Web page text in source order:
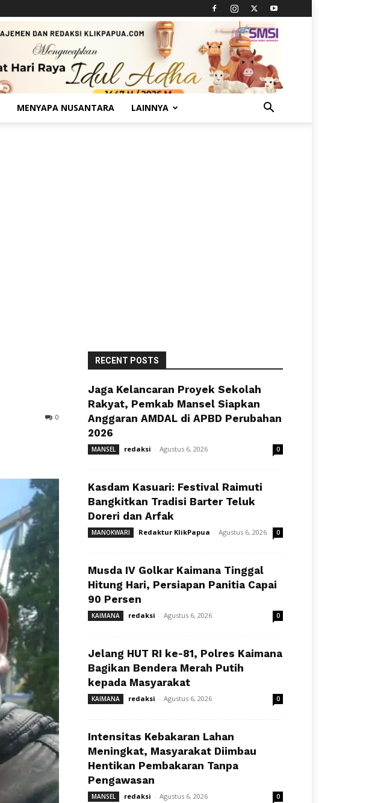
MENYAPA NUSANTARA LAINNYA
0
RECENT POSTS
Jaga Kelancaran Proyek Sekolah
Rakyat, Pemkab Mansel Siapkan
Anggaran AMDAL di APBD Perubahan
2026
MANSEL redaksi - Agustus 6, 2026 0
Kasdam Kasuari: Festival Raimuti
Bangkitkan Tradisi Barter Teluk
Doreri dan Arfak
MANOKWARI Redaktur KlikPapua - Agustus 6, 2026 0
Musda IV Golkar Kaimana Tinggal
Hitung Hari, Persiapan Panitia Capai
90 Persen
KAIMANA redaksi - Agustus 6, 2026 0
Jelang HUT RI ke-81, Polres Kaimana
Bagikan Bendera Merah Putih
kepada Masyarakat
KAIMANA redaksi - Agustus 6, 2026 0
Intensitas Kebakaran Lahan
Meningkat, Masyarakat Diimbau
Hentikan Pembakaran Tanpa
Pengawasan
MANSEL redaksi - Agustus 6, 2026 0